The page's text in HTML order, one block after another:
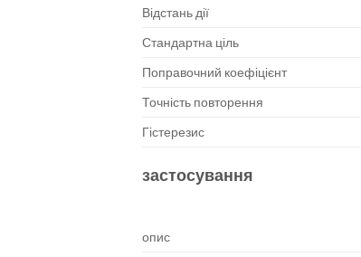
Відстань дії
Стандартна ціль
Поправочний коефіцієнт
Точність повторення
Гістерезис
застосування
опис